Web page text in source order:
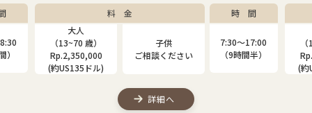
ご相談ください
時 間
7:30〜17:00
（9時間半）
料 金
（13~80 歳）
Rp.2,000,000
（4~12 歳）
Rp.1,310,000
(約US75ドル)